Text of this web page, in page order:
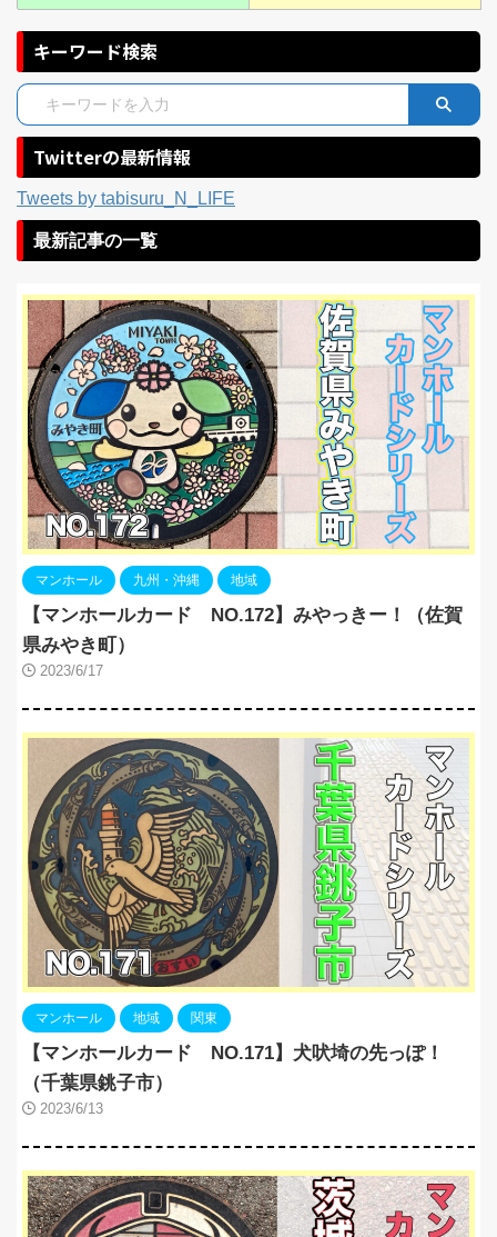
キーワード検索
Twitterの最新情報
Tweets by tabisuru_N_LIFE
最新記事の一覧
マンホール 九州・沖縄 地域
【マンホールカード NO.172】みやっきー！（佐賀
県みやき町）
2023/6/17
マンホール 地域 関東
【マンホールカード NO.171】犬吠埼の先っぽ！
（千葉県銚子市）
2023/6/13